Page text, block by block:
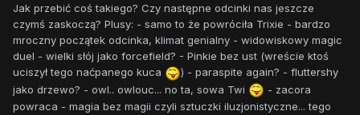
Jak przebić coś takiego? Czy następne odcinki nas jeszcze
czymś zaskoczą? Plusy: - samo to że powróciła Trixie - bardzo
mroczny początek odcinka, klimat genialny - widowiskowy magic
duel - wielki słój jako forcefield? - Pinkie bez ust (wreście ktoś
uciszył tego naćpanego kuca
) - paraspite again? - fluttershy
jako drzewo? - owl.. owlouc... no ta, sowa Twi
- zacora
powraca - magia bez magii czyli sztuczki iluzjonistyczne... tego